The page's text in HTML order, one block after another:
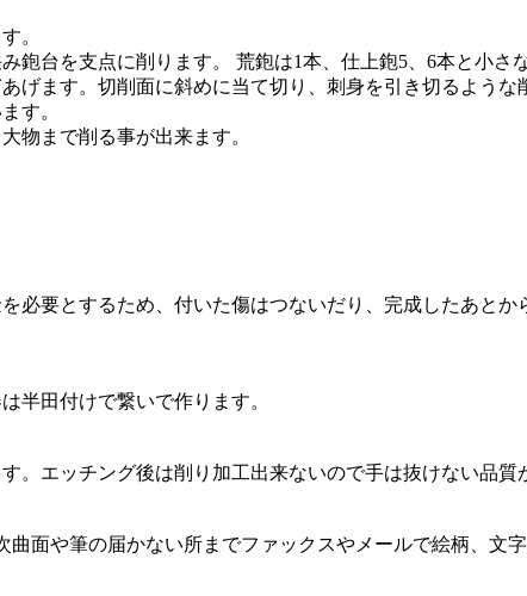
。
鉋台を支点に削ります。 荒鉋は1本、仕上鉋5、6本と小さ
げます。切削面に斜めに当て切り、刺身を引き切るような
す。
物まで削る事が出来ます。
必要とするため、付いた傷はつないだり、完成したあとか
半田付けで繋いで作ります。
。エッチング後は削り加工出来ないので手は抜けない品質
面や筆の届かない所までファックスやメールで絵柄、文